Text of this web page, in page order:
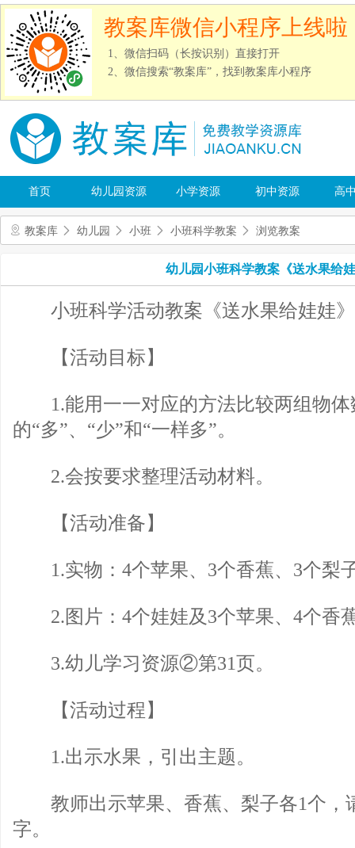
教案库微信小程序上线啦
1、微信扫码（长按识别）直接打开
2、微信搜索“教案库”，找到教案库小程序
首页 幼儿园资源 小学资源 初中资源 高
教案库 幼儿园 小班 小班科学教案 浏览教案
幼儿园小班科学教案《送水果给
小班科学活动教案《送水果给娃娃》
【活动目标】
1.能用一一对应的方法比较两组物体
的“多”、“少”和“一样多”。
2.会按要求整理活动材料。
【活动准备】
1.实物：4个苹果、3个香蕉、3个梨
2.图片：4个娃娃及3个苹果、4个香
3.幼儿学习资源②第31页。
【活动过程】
1.出示水果，引出主题。
教师出示苹果、香蕉、梨子各1个，
字。